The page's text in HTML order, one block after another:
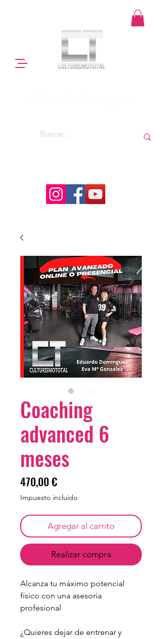
Coaching
advanced 6
meses
470,00 €Precio
Impuesto incluido
Agregar al carrito
Realizar compra
Alcanza tu máximo potencial
físico con una asesoría
profesional
¿Quieres dejar de entrenar y